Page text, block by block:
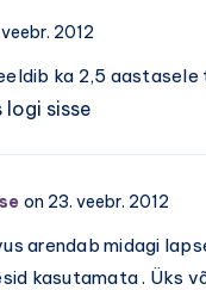
2012
ka 2,5
logi sisse
on 23. veebr. 2012
arendab midagi
kasutamata . Üks